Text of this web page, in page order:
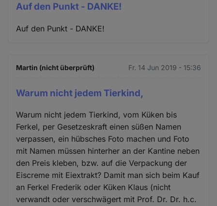
Auf den Punkt - DANKE!
Auf den Punkt - DANKE!
Martin (nicht überprüft) Fr. 14 Jun 2019 - 15:36
Warum nicht jedem Tierkind,
Warum nicht jedem Tierkind, vom Küken bis
Ferkel, per Gesetzeskraft einen süßen Namen
verpassen, ein hübsches Foto machen und Foto
mit Namen müssen hinterher an der Kantine neben
den Preis kleben, bzw. auf die Verpackung der
Eiscreme mit Eiextrakt? Damit man sich beim Kauf
an Ferkel Frederik oder Küken Klaus (nicht
verwandt oder verschwägert mit Prof. Dr. Dr. h.c.